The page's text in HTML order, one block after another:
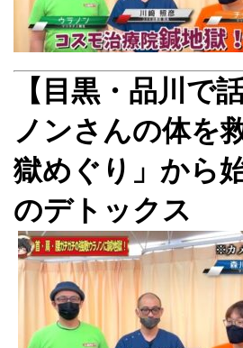
【目黒・品川で
ノンさんの体を
獄めぐり」から
のデトックス